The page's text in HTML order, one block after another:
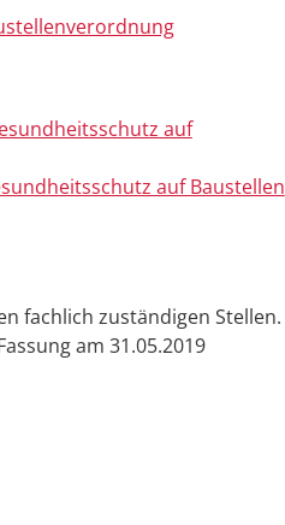
auf
auf Baustellen
fachlich zuständigen Stellen.
am 31.05.2019